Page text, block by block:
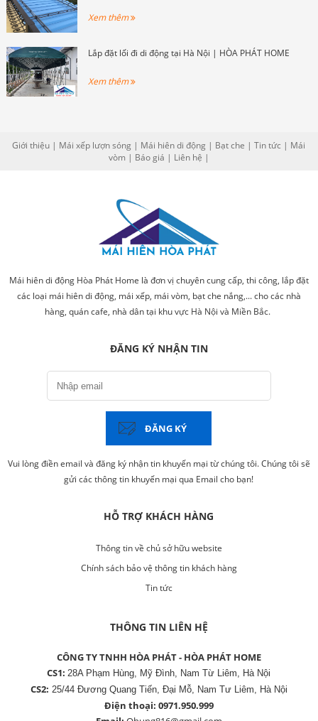
Xem thêm
Lắp đặt lối đi di động tại Hà Nội | HÒA PHÁT HOME
Xem thêm
Giới thiệu | Mái xếp lượn sóng | Mái hiên di động | Bạt che |Tin tức | Mái
vòm| Báo giá | Liên hệ |
Mái hiên di động Hòa Phát Home là đơn vị chuyên cung cấp, thi công, lắp đặt
các loại mái hiên di động, mái xếp, mái vòm, bạt che nắng,... cho các nhà
hàng, quán cafe, nhà dân tại khu vực Hà Nội và Miền Bắc.
ĐĂNG KÝ NHẬN TIN
ĐĂNG KÝ
Vui lòng điền email và đăng ký nhận tin khuyến mại từ chúng tôi. Chúng tôi sẽ
gửi các thông tin khuyến mại qua Email cho bạn!
HỖ TRỢ KHÁCH HÀNG
Thông tin về chủ sở hữu website
Chính sách bảo vệ thông tin khách hàng
Tin tức
THÔNG TIN LIÊN HỆ
CÔNG TY TNHH HÒA PHÁT - HÒA PHÁT HOME
CS1:28A Phạm Hùng, Mỹ Đình, Nam Từ Liêm, Hà Nội
CS2: 25/44 Đương Quang Tiến, Đại Mỗ, Nam Tư Liêm, Hà Nội
Điện thoại: 0971.950.999